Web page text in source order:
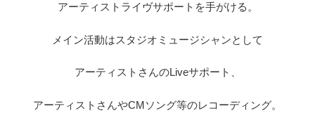
アーティストライヴサポートを手がける。
メイン活動はスタジオミュージシャンとして
アーティストさんのLiveサポート、
アーティストさんやCMソング等のレコーディング。